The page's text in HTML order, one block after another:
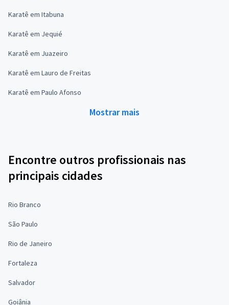
Karatê em Itabuna
Karatê em Jequié
Karatê em Juazeiro
Karatê em Lauro de Freitas
Karatê em Paulo Afonso
Mostrar mais
Encontre outros profissionais nas
principais cidades
Rio Branco
São Paulo
Rio de Janeiro
Fortaleza
Salvador
Goiânia